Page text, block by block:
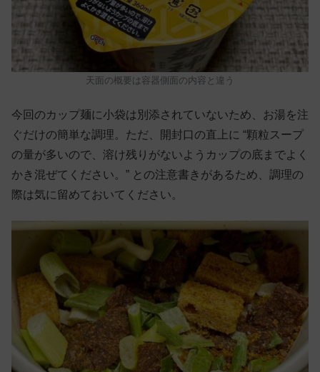
天面の概要は容器側面の内容と違う
今回のカップ麺に小袋は別添されていないため、お湯を注
ぐだけの簡単な調理。ただ、開封口の直上に “顆粒スープ
の量が多いので、溶け残りがないようカップの底までよく
かき混ぜてください。” との注意書きがあるため、調理の
際は気に留めておいてください。